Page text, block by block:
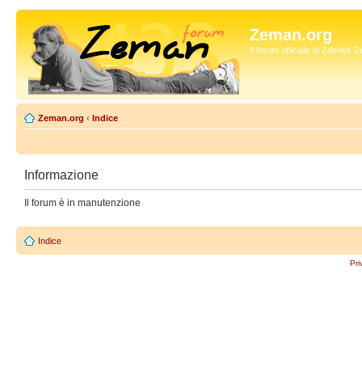
Zeman.org
Il forum ufficiale di Zdenek
Zeman.org ‹ Indice
Informazione
Il forum è in manutenzione
Indice